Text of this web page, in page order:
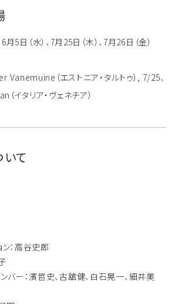
5日（水）、7月25日（木）、7月26日（金）
Vanemuine（エストニア・タルトゥ）, 7/25、
イタリア・ヴェネチア）
いて
：高谷史郎
バー：濱哲史、古舘健、白石晃一、細井美